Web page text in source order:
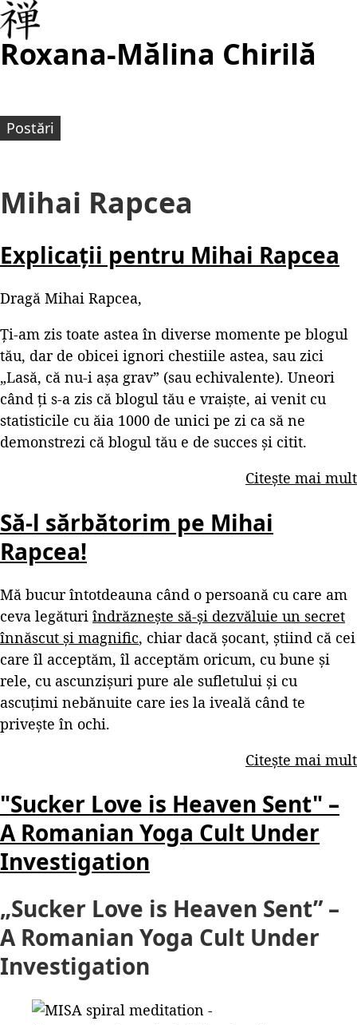
Roxana-Mălina Chirilă
Postări
Mihai Rapcea
Explicații pentru Mihai Rapcea
Dragă Mihai Rapcea,
Ți-am zis toate astea în diverse momente pe blogul
tău, dar de obicei ignori chestiile astea, sau zici
„Lasă, că nu-i așa grav” (sau echivalente). Uneori
când ți s-a zis că blogul tău e vraiște, ai venit cu
statisticile cu ăia 1000 de unici pe zi ca să ne
demonstrezi că blogul tău e de succes și citit.
Citește mai mult
Să-l sărbătorim pe Mihai
Rapcea!
Mă bucur întotdeauna când o persoană cu care am
ceva legături îndrăznește să-și dezvăluie un secret
înnăscut și magnific, chiar dacă șocant, știind că cei
care îl acceptăm, îl acceptăm oricum, cu bune și
rele, cu ascunzișuri pure ale sufletului și cu
ascuțimi nebănuite care ies la iveală când te
privește în ochi.
Citește mai mult
"Sucker Love is Heaven Sent" –
A Romanian Yoga Cult Under
Investigation
„Sucker Love is Heaven Sent” –
A Romanian Yoga Cult Under
Investigation